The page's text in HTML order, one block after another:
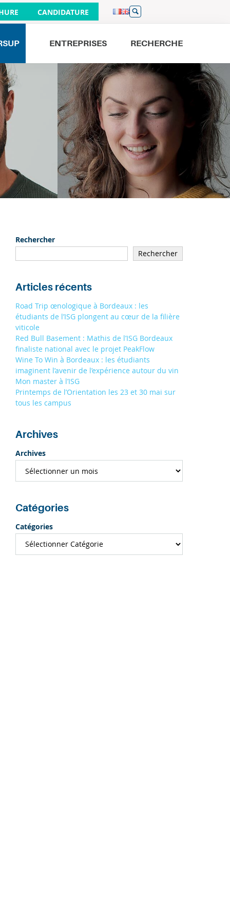
CANDIDATURE
ENTREPRISES RECHERCHE
Venez nous rencontrer
JOURNÉES PORTES OUVERTES
26/09 À PARIS 9H - 16H
19/09 À BORDEAUX 9H - 16H
01/10 À LILLE 17H - 20H
À TOULOUSE 9H - 13H
Rechercher
Rechercher
Articles récents
Road Trip œnologique à Bordeaux : les
étudiants de l’ISG plongent au cœur de la filière
viticole
Red Bull Basement : Mathis de l’ISG Bordeaux
finaliste national avec le projet PeakFlow
Wine To Win à Bordeaux : les étudiants
imaginent l’avenir de l’expérience autour du vin
Mon master à l’ISG
Printemps de l’Orientation les 23 et 30 mai sur
tous les campus
Archives
Archives
Catégories
Catégories